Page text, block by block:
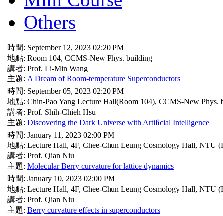
Others
時間: September 12, 2023 02:20 PM
地點: Room 104, CCMS-New Phys. building
講者: Prof. Li-Min Wang
主題: A Dream of Room-temperature Superconductors
時間: September 05, 2023 02:20 PM
地點: Chin-Pao Yang Lecture Hall(Room 104), CCMS-New Phys.
講者: Prof. Shih-Chieh Hsu
主題: Discovering the Dark Universe with Artiﬁcial Intelligence
時間: January 11, 2023 02:00 PM
地點: Lecture Hall, 4F, Chee-Chun Leung Cosmology Hall, NTU
講者: Prof. Qian Niu
主題: Molecular Berry curvature for lattice dynamics
時間: January 10, 2023 02:00 PM
地點: Lecture Hall, 4F, Chee-Chun Leung Cosmology Hall, NTU
講者: Prof. Qian Niu
主題: Berry curvature effects in superconductors